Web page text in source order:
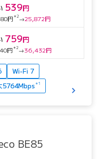
539円
円 ＊2→25,872円
759円
円 ＊2→36,432円
Wi-Fi 7
5764Mbps ＊1
BE85